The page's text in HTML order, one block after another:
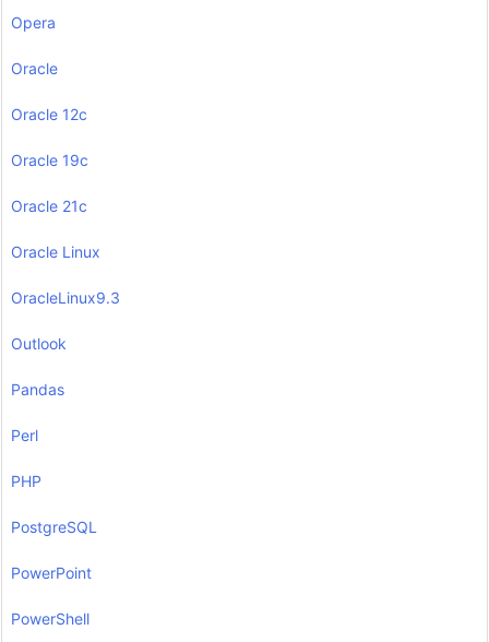
Opera
Oracle
Oracle 12c
Oracle 19c
Oracle 21c
Oracle Linux
OracleLinux9.3
Outlook
Pandas
Perl
PHP
PostgreSQL
PowerPoint
PowerShell